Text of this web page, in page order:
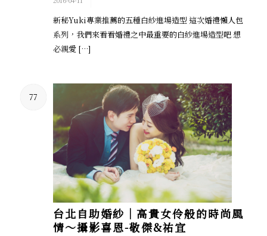
新秘Yuki專業推薦的五種白紗進場造型 這次婚禮懶人包
系列，我們來看看婚禮之中最重要的白紗進場造型吧 想
必親愛 […]
77
台北自助婚紗│高貴女伶般的時尚風
情～攝影喜恩-敬傑&祐宜